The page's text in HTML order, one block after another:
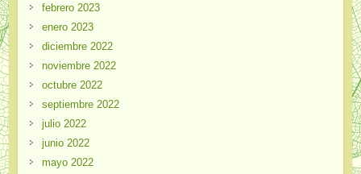
febrero 2023
enero 2023
diciembre 2022
noviembre 2022
octubre 2022
septiembre 2022
julio 2022
junio 2022
mayo 2022